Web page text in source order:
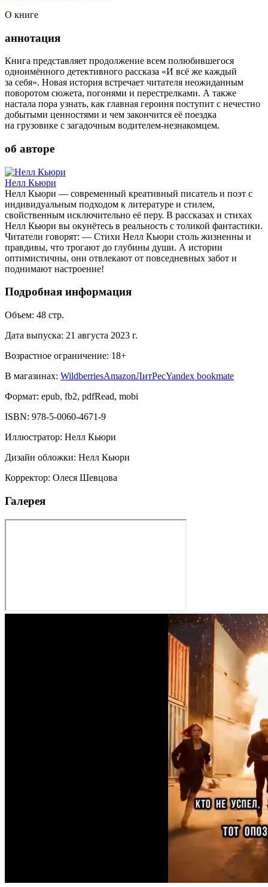
О книге
аннотация
Книга представляет продолжение всем полюбившегося
одноимённого детективного рассказа «И всё же каждый
за себя». Новая история встречает читателя неожиданным
поворотом сюжета, погонями и перестрелками. А также
настала пора узнать, как главная героиня поступит с нечестно
добытыми ценностями и чем закончится её поездка
на грузовике с загадочным водителем-незнакомцем.
об авторе
Нелл Кьюри
Нелл Кьюри — современный креативный писатель и поэт с
индивидуальным подходом к литературе и стилем,
свойственным исключительно её перу. В рассказах и стихах
Нелл Кьюри вы окунётесь в реальность с толикой фантастики.
Читатели говорят: — Стихи Нелл Кьюри столь жизненны и
правдивы, что трогают до глубины души. А истории
оптимистичны, они отвлекают от повседневных забот и
поднимают настроение!
Подробная информация
Объем: 48 стр.
Дата выпуска: 21 августа 2023 г.
Возрастное ограничение: 18+
В магазинах: WildberriesAmazonЛитРесYandex bookmate
Формат: epub, fb2, pdfRead, mobi
ISBN: 978-5-0060-4671-9
Иллюстратор: Нелл Кьюри
Дизайн обложки: Нелл Кьюри
Корректор: Олеся Шевцова
Галерея